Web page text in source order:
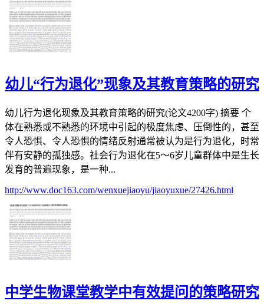
幼儿“行为退化”现象及其教育策略的研究
幼儿行为退化现象及其教育策略的研究(论文4200字) 摘要 个
体在熟悉或不熟悉的环境中引起的极度焦虑、压倒性的，甚至
令人恐惧、令人恐惧的情绪反射通常被认为是行为退化，时常
伴有安静的孤独感。社会行为退化在5～6岁儿童群体中是生长
发育的普遍现象，是一种...
http://www.doc163.com/wenxuejiaoyu/jiaoyuxue/27426.html
中学生物课堂教学中有效提问的策略研究